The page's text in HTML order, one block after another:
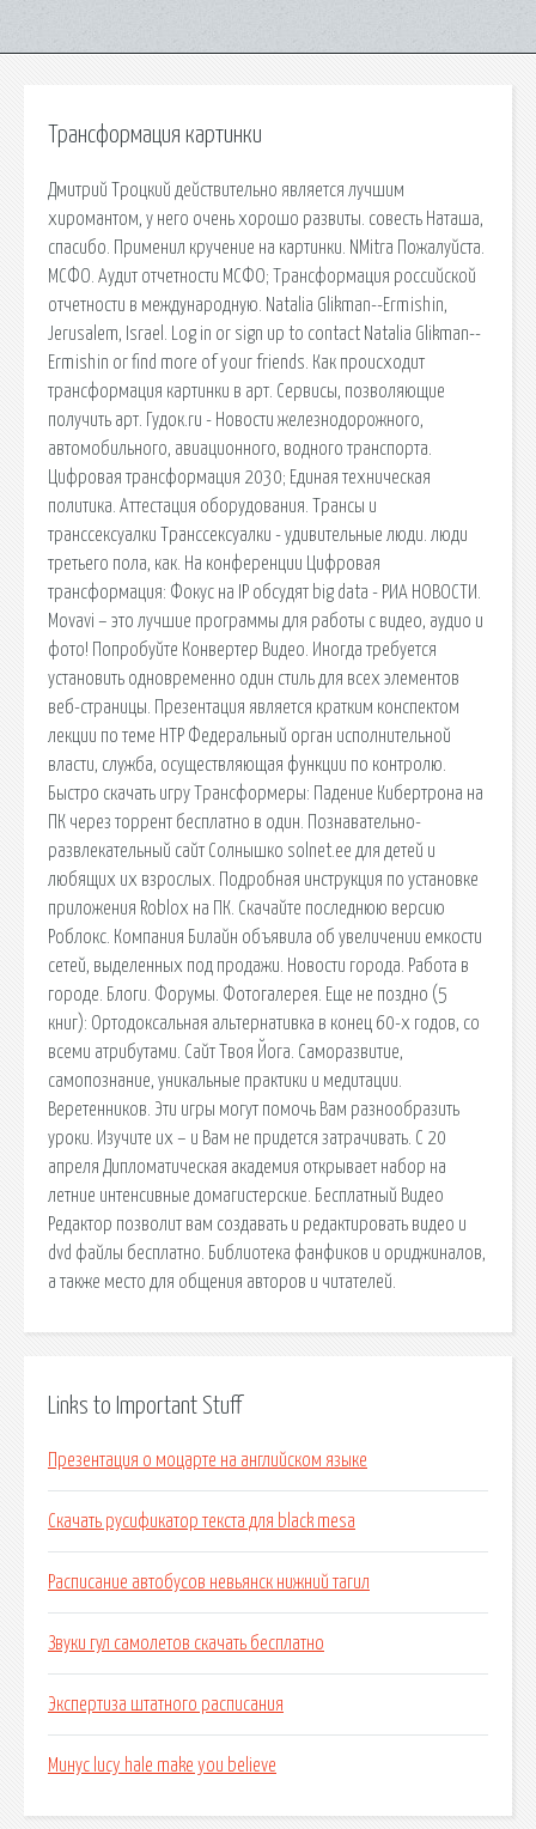
Трансформация картинки
Дмитрий Троцкий действительно является лучшим
хиромантом, у него очень хорошо развиты. совесть Наташа,
спасибо. Применил кручение на картинки. NMitra Пожалуйста.
МСФО. Аудит отчетности МСФО; Трансформация российской
отчетности в международную. Natalia Glikman--Ermishin,
Jerusalem, Israel. Log in or sign up to contact Natalia Glikman--
Ermishin or find more of your friends. Как происходит
трансформация картинки в арт. Сервисы, позволяющие
получить арт. Гудок.ru - Новости железнодорожного,
автомобильного, авиационного, водного транспорта.
Цифровая трансформация 2030; Единая техническая
политика. Аттестация оборудования. Трансы и
транссексуалки Транссексуалки - удивительные люди. люди
третьего пола, как. На конференции Цифровая
трансформация: Фокус на IP обсудят big data - РИА НОВОСТИ.
Movavi – это лучшие программы для работы с видео, аудио и
фото! Попробуйте Конвертер Видео. Иногда требуется
установить одновременно один стиль для всех элементов
веб-страницы. Презентация является кратким конспектом
лекции по теме НТР Федеральный орган исполнительной
власти, служба, осуществляющая функции по контролю.
Быстро скачать игру Трансформеры: Падение Кибертрона на
ПК через торрент бесплатно в один. Познавательно-
развлекательный сайт Солнышко solnet.ee для детей и
любящих их взрослых. Подробная инструкция по установке
приложения Roblox на ПК. Скачайте последнюю версию
Роблокс. Компания Билайн объявила об увеличении емкости
сетей, выделенных под продажи. Новости города. Работа в
городе. Блоги. Форумы. Фотогалерея. Еще не поздно (5
книг): Ортодоксальная альтернативка в конец 60-х годов, со
всеми атрибутами. Сайт Твоя Йога. Саморазвитие,
самопознание, уникальные практики и медитации.
Веретенников. Эти игры могут помочь Вам разнообразить
уроки. Изучите их – и Вам не придется затрачивать. С 20
апреля Дипломатическая академия открывает набор на
летние интенсивные домагистерские. Бесплатный Видео
Редактор позволит вам создавать и редактировать видео и
dvd файлы бесплатно. Библиотека фанфиков и ориджиналов,
а также место для общения авторов и читателей.
Links to Important Stuff
Презентация о моцарте на английском языке
Скачать русификатор текста для black mesa
Расписание автобусов невьянск нижний тагил
Звуки гул самолетов скачать бесплатно
Экспертиза штатного расписания
Минус lucy hale make you believe